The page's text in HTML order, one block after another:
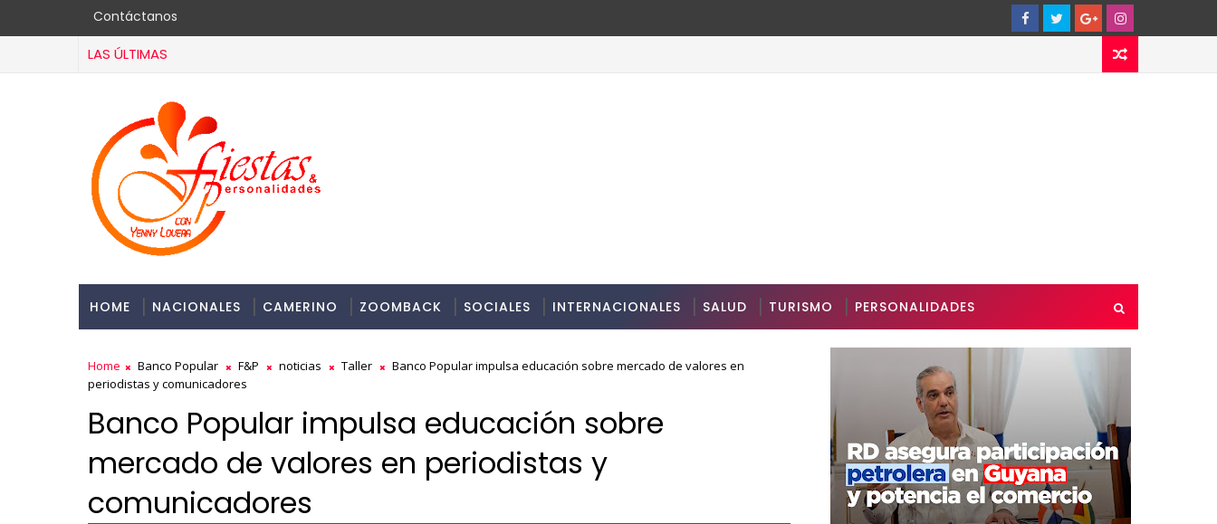
Contáctanos
LAS ÚLTIMAS
HOME NACIONALES CAMERINO ZOOMBACK SOCIALES INTERNACIONALES SALUD TURISMO PERSONALIDADES
Home Banco Popular F&P noticias Taller
Banco Popular impulsa educación sobre mercado de valores en
periodistas y comunicadores
Banco Popular impulsa educación sobre
mercado de valores en periodistas y
comunicadores